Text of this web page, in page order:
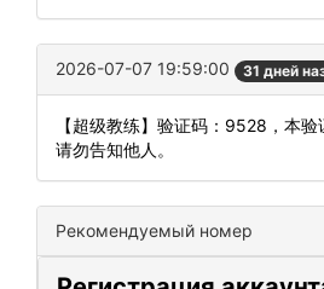
2026-07-07 19:59:00 31 дней
【超级教练】验证码：9528，本验
请勿告知他人。
Рекомендуемый номер